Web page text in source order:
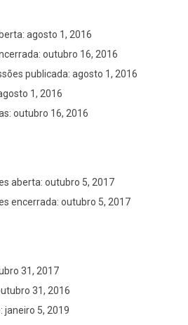
agosto 1, 2016
outubro 16, 2016
publicada: agosto 1, 2016
1, 2016
outubro 16, 2016
aberta: outubro 5, 2017
encerrada: outubro 5, 2017
31, 2017
31, 2016
janeiro 5, 2019